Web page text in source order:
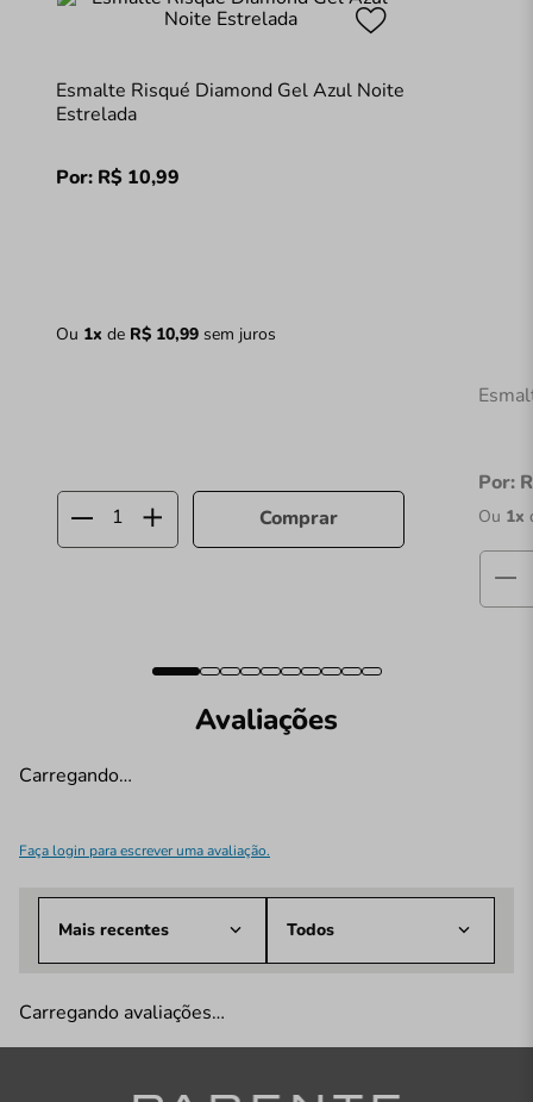
Esmalte Risqué Diamond Gel Azul Noite
Estrelada
Por: R$ 10,99
Ou 1x de R$ 10,99sem juros
Comprar
Por:
Ou 1x
Avaliações
Carregando…
Faça login para escrever uma avaliação.
Mais recentes Todos
Carregando avaliações…